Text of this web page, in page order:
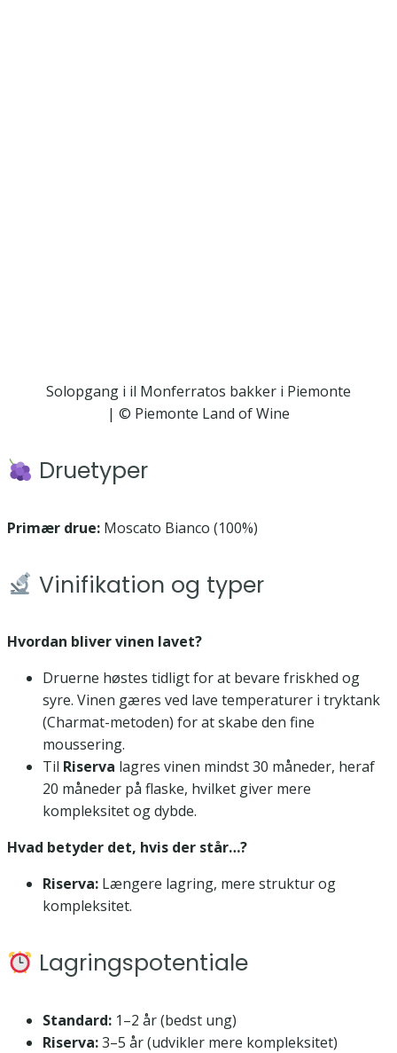
Solopgang i il Monferratos bakker i Piemonte
| © Piemonte Land of Wine
Druetyper
Primær drue: Moscato Bianco (100%)
Vinifikation og typer
Hvordan bliver vinen lavet?
Druerne høstes tidligt for at bevare friskhed og
syre. Vinen gæres ved lave temperaturer i tryktank
(Charmat-metoden) for at skabe den fine
moussering.
Til Riserva lagres vinen mindst 30 måneder, heraf
20 måneder på flaske, hvilket giver mere
kompleksitet og dybde.
Hvad betyder det, hvis der står…?
Riserva: Længere lagring, mere struktur og
kompleksitet.
Lagringspotentiale
Standard: 1–2 år (bedst ung)
Riserva:3–5 år (udvikler mere kompleksitet)